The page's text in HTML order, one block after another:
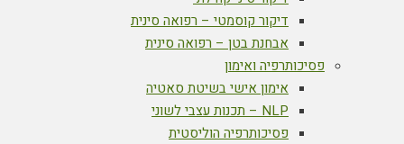
דיקור קוסמטי – רפואה סינית
אבחנת בטן – רפואה סינית
פסיכותרפיה ואימון
אימון אישי בשיטת סאטיה
NLP – תכנות עצבי לשוני
פסיכותרפיה הוליסטית